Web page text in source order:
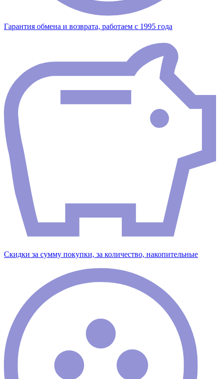
Гарантия обмена и возврата, работаем с 1995 года
Скидки за сумму покупки, за количество, накопительные